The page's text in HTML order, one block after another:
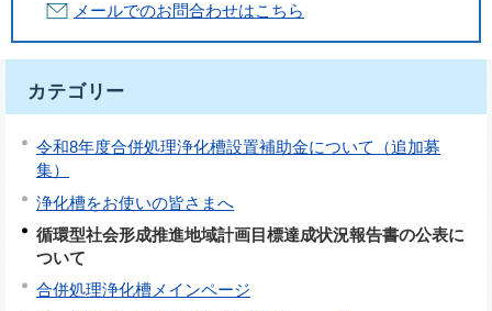
メールでのお問合わせはこちら
カテゴリー
令和8年度合併処理浄化槽設置補助金について（追加募
集）
浄化槽をお使いの皆さまへ
循環型社会形成推進地域計画目標達成状況報告書の公表に
ついて
合併処理浄化槽メインページ